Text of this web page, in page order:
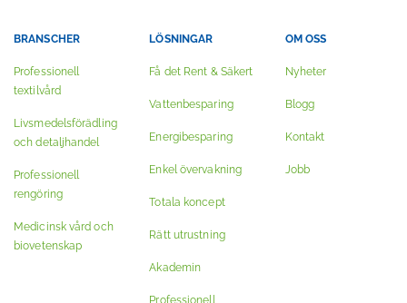
BRANSCHER
Professionell
textilvård
Livsmedelsförädling
och detaljhandel
Professionell
rengöring
Medicinsk vård och
biovetenskap
LÖSNINGAR
Få det Rent & Säkert
Vattenbesparing
Energibesparing
Enkel övervakning
Totala koncept
Rätt utrustning
Akademin
Professionell
OM OSS
Nyheter
Blogg
Kontakt
Jobb